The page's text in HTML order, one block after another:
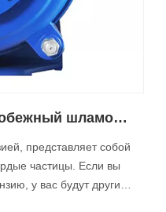
Износостойкий центробежный шламовый насос
представляет собой
частицы. Если вы
у вас будут другие